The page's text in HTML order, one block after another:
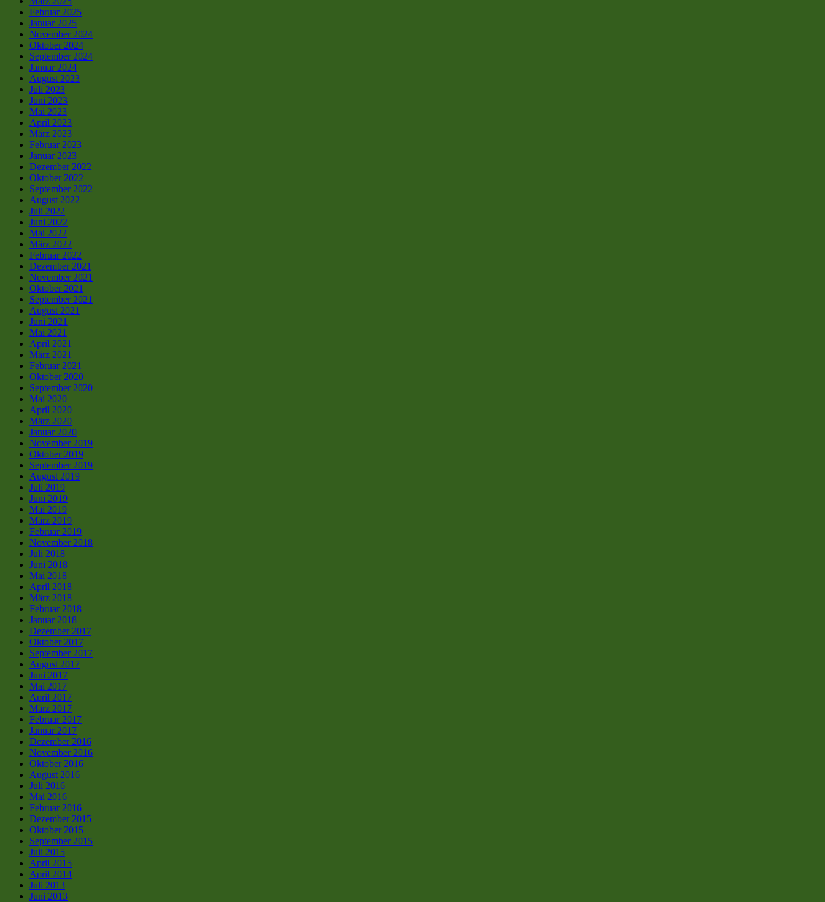
Februar 2025
Januar 2025
November 2024
Oktober 2024
September 2024
Januar 2024
August 2023
Juli 2023
Juni 2023
Mai 2023
April 2023
März 2023
Februar 2023
Januar 2023
Dezember 2022
Oktober 2022
September 2022
August 2022
Juli 2022
Juni 2022
Mai 2022
März 2022
Februar 2022
Dezember 2021
November 2021
Oktober 2021
September 2021
August 2021
Juni 2021
Mai 2021
April 2021
März 2021
Februar 2021
Oktober 2020
September 2020
Mai 2020
April 2020
März 2020
Januar 2020
November 2019
Oktober 2019
September 2019
August 2019
Juli 2019
Juni 2019
Mai 2019
März 2019
Februar 2019
November 2018
Juli 2018
Juni 2018
Mai 2018
April 2018
März 2018
Februar 2018
Januar 2018
Dezember 2017
Oktober 2017
September 2017
August 2017
Juni 2017
Mai 2017
April 2017
März 2017
Februar 2017
Januar 2017
Dezember 2016
November 2016
Oktober 2016
August 2016
Juli 2016
Mai 2016
Februar 2016
Dezember 2015
Oktober 2015
September 2015
Juli 2015
April 2015
April 2014
Juli 2013
Juni 2013